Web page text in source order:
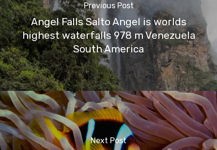
Previous Post
Angel Falls Salto Angel is worlds
highest waterfalls 978 m Venezuela
South America
Next Post